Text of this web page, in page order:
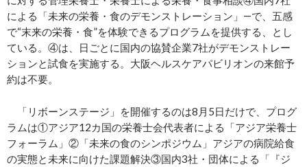
による「未来の栄養・食のデモンストレーション」―で、五感
で“末来の栄養・食”を体験できるプログラムを提供する、とし
ている。④は、日ごとに国内の協賛企業7社がデモンストレー
ションと試食を実施する。大阪ヘルスケアパビリオンの来館予
約は不要。
「リボーンステージ」を開催するのは8月5日だけで、プログ
ラムは①アジア12カ国の栄養士会代表者による「アジア栄養士
フォーラム」②「未来の食のシンポジウム」アジアの病院給食
の実態と未来に向けた課題解決③国内3社・団体による「『ジ